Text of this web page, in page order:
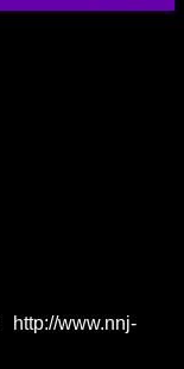
http://www.nnj-